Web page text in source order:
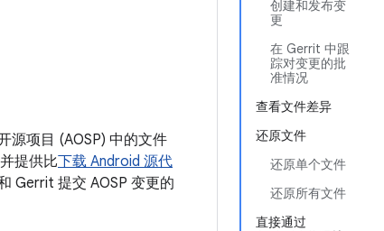
创建和发布变
更
在 Gerrit 中跟
踪对变更的批
准情况
查看文件差异
还原文件
还原单个文件
还原所有文件
直接通过
源项目 (AOSP) 中的文件
提供比下载 Android 源代
Gerrit 提交 AOSP 变更的